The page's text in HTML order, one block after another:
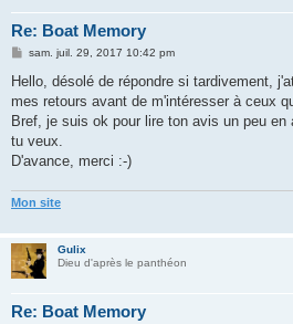
Re: Boat Memory
M
s
a
g
sam. juil. 29, 2017 10:42 pm
Hello, désolé de répondre si tardivement,
mes retours avant de m'intéresser à ceux
Bref, je suis ok pour lire ton avis un peu
tu veux.
D'avance, merci :-)
Mon site
Gulix
Dieu d'après le panthéon
Re: Boat Memory